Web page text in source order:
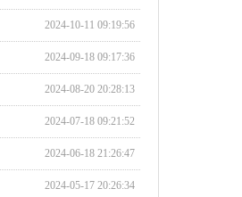
2024-10-11 09:19:56
2024-09-18 09:17:36
2024-08-20 20:28:13
2024-07-18 09:21:52
2024-06-18 21:26:47
2024-05-17 20:26:34